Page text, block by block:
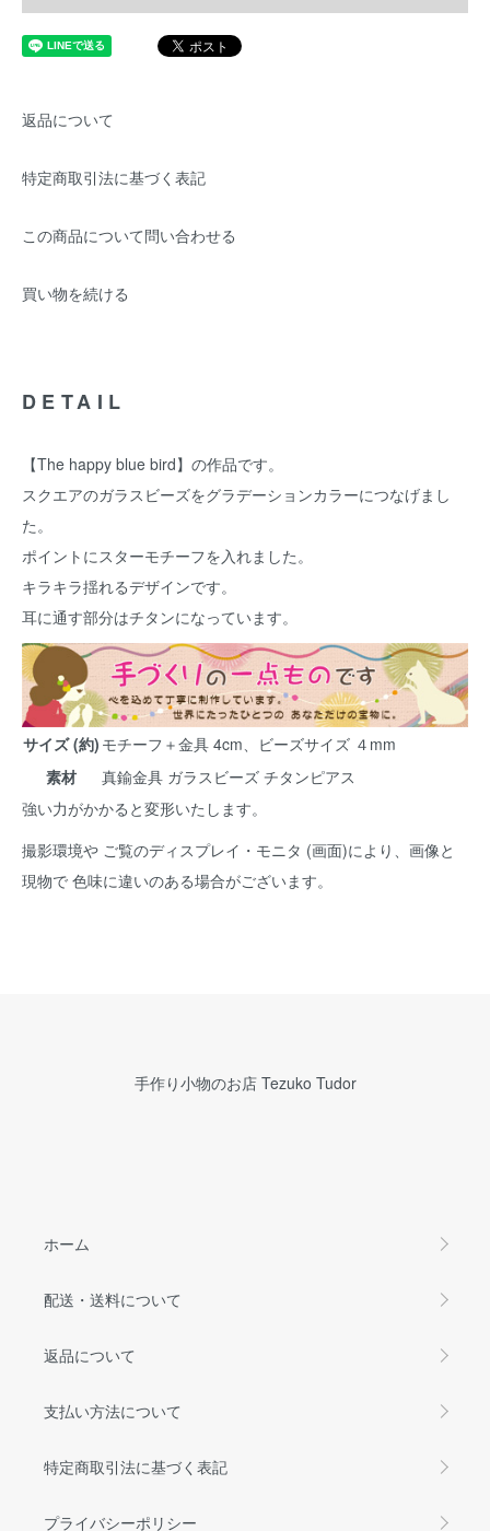
返品について
特定商取引法に基づく表記
この商品について問い合わせる
買い物を続ける
DETAIL
【The happy blue bird】の作品です。
スクエアのガラスビーズをグラデーションカラーにつなげまし
た。
ポイントにスターモチーフを入れました。
キラキラ揺れるデザインです。
耳に通す部分はチタンになっています。
サイズ (約) モチーフ＋金具 4cm、ビーズサイズ ４mm
素材
真鍮金具 ガラスビーズ チタンピアス
強い力がかかると変形いたします。
撮影環境や ご覧のディスプレイ・モニタ (画面)により、画像と
現物で 色味に違いのある場合がございます。
手作り小物のお店 Tezuko Tudor
ホーム
配送・送料について
返品について
支払い方法について
特定商取引法に基づく表記
プライバシーポリシー